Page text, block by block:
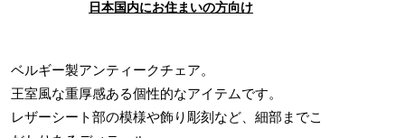
日本国内にお住まいの方向け
ベルギー製アンティークチェア。
王室風な重厚感ある個性的なアイテムです。
レザーシート部の模様や飾り彫刻など、細部までこ